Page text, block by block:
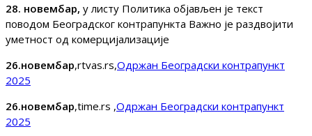
28. новембар, у листу Политика објављен је текст
поводом Београдског контрапункта Важно је раздвојити
уметност од комерцијализације
26.новембар,rtvas.rs,Одржан Београдски контрапункт
2025
26.новембар,time.rs ,Одржан Београдски контрапункт
2025